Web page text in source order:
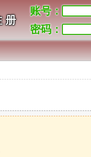
册
账号：
密码：